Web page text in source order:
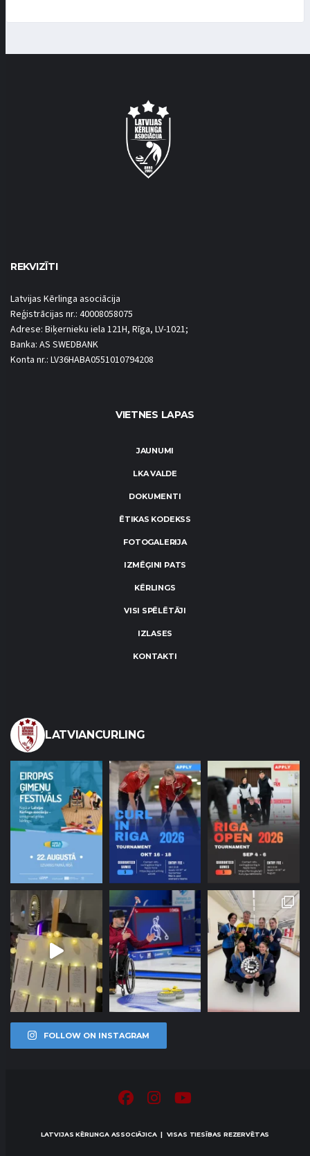
REKVIZĪTI
Latvijas Kērlinga asociācija
Reģistrācijas nr.: 40008058075
Adrese: Biķernieku iela 121H, Rīga, LV-1021;
Banka: AS SWEDBANK
Konta nr.: LV36HABA0551010794208
VIETNES LAPAS
JAUNUMI
LKA VALDE
DOKUMENTI
ĒTIKAS KODEKSS
FOTOGALERIJA
IZMĒĢINI PATS
KĒRLINGS
VISI SPĒLĒTĀJI
IZLASES
KONTAKTI
LATVIANCURLING
FOLLOW ON INSTAGRAM
LATVIJAS KĒRLINGA ASSOCIĀJICA | VISAS TIESĪBAS REZERVĒTAS